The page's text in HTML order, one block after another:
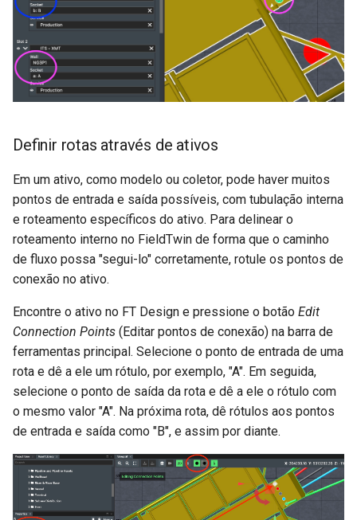
Definir rotas através de ativos
Em um ativo, como modelo ou coletor, pode haver muitos
pontos de entrada e saída possíveis, com tubulação interna
e roteamento específicos do ativo. Para delinear o
roteamento interno no FieldTwin de forma que o caminho
de fluxo possa "segui-lo" corretamente, rotule os pontos de
conexão no ativo.
Encontre o ativo no FT Design e pressione o botão Edit
Connection Points (Editar pontos de conexão) na barra de
ferramentas principal. Selecione o ponto de entrada de uma
rota e dê a ele um rótulo, por exemplo, "A". Em seguida,
selecione o ponto de saída da rota e dê a ele o rótulo com
o mesmo valor "A". Na próxima rota, dê rótulos aos pontos
de entrada e saída como "B", e assim por diante.